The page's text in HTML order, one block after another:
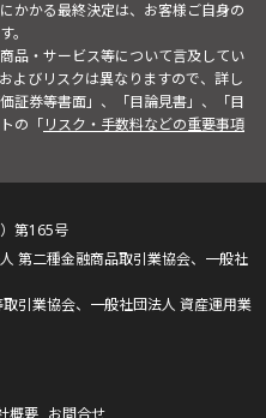
かかる最終決定は、お客様ご自身の
。
品・サービス等について言及してい
よびリスクは異なりますので、詳し
証券等書面」、「目論見書」、「目
の「リスク・手数料などの重要事項
第165号
第二種金融商品取引業協会、一般社
引業協会、一般社団法人 資産運用業
概要 お問合せ